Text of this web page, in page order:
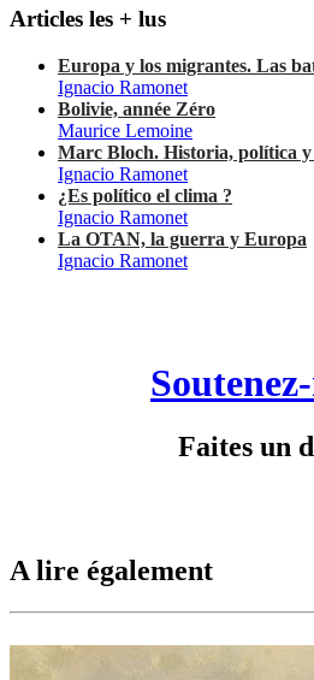
Articles les + lus
Europa y los migrantes. Las
Ignacio Ramonet
Bolivie, année Zéro
Maurice Lemoine
Marc Bloch. Historia, política y
Ignacio Ramonet
¿Es político el clima ?
Ignacio Ramonet
La OTAN, la guerra y Europa
Ignacio Ramonet
Faites un
A lire également